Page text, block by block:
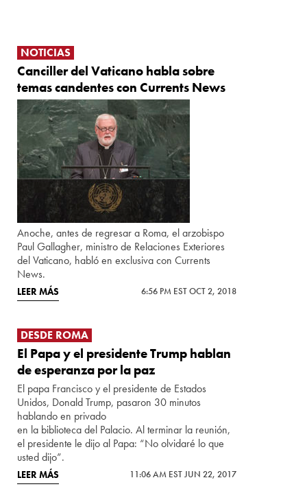
NOTICIAS
Canciller del Vaticano habla sobre
temas candentes con Currents News
Anoche, antes de regresar a Roma, el arzobispo
Paul Gallagher, ministro de Relaciones Exteriores
del Vaticano, habló en exclusiva con Currents
News.
LEER MÁS 6:56 PM EST OCT 2, 2018
DESDE ROMA
El Papa y el presidente Trump hablan
de esperanza por la paz
El papa Francisco y el presidente de Estados
Unidos, Donald Trump, pasaron 30 minutos
hablando en privado
en la biblioteca del Palacio. Al terminar la reunión,
el presidente le dijo al Papa: “No olvidaré lo que
usted dijo”.
LEER MÁS 11:06 AM EST JUN 22, 2017